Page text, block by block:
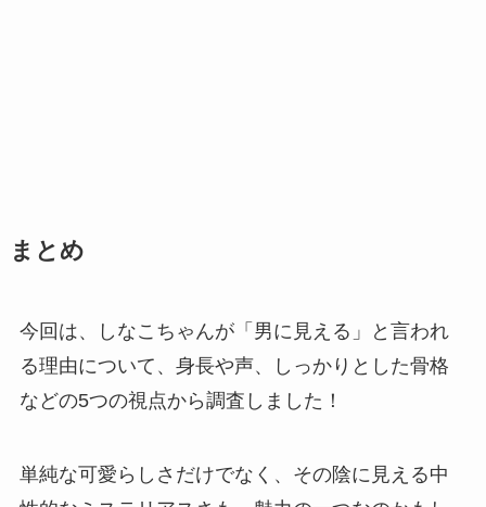
まとめ
今回は、しなこちゃんが「男に見える」と言われ
る理由について、身長や声、しっかりとした骨格
などの5つの視点から調査しました！
単純な可愛らしさだけでなく、その陰に見える中